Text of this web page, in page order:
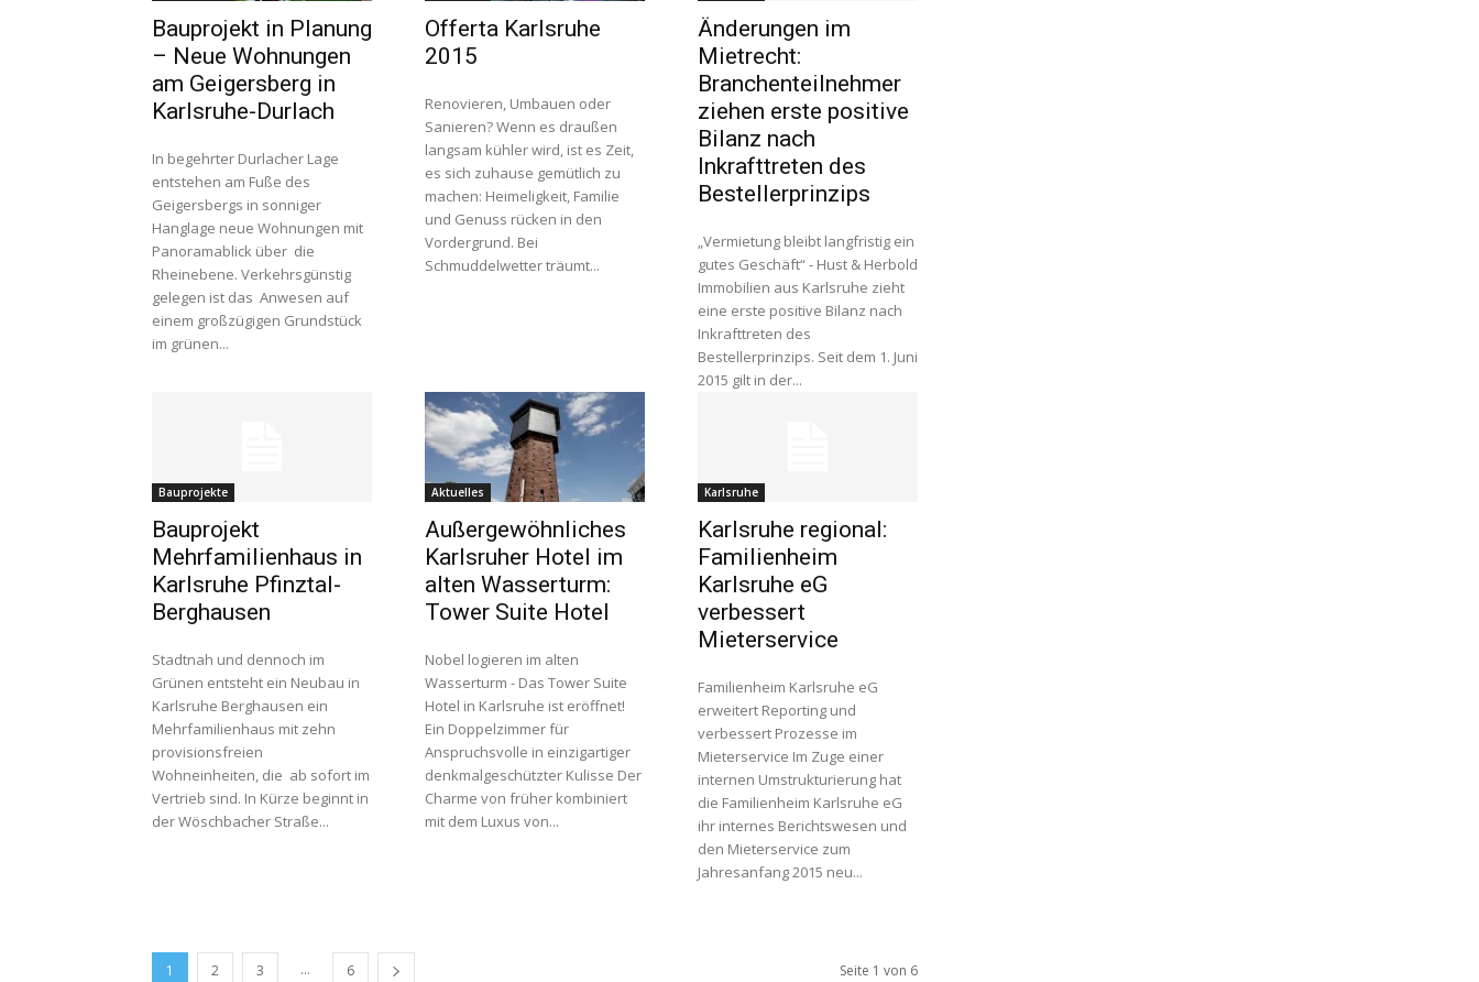
Bauprojekt in Planung
– Neue Wohnungen
am Geigersberg in
Karlsruhe-Durlach
In begehrter Durlacher Lage
entstehen am Fuße des
Geigersbergs in sonniger
Hanglage neue Wohnungen mit
Panoramablick über die
Rheinebene. Verkehrsgünstig
gelegen ist das Anwesen auf
einem großzügigen Grundstück
im grünen...
Offerta Karlsruhe
2015
Renovieren, Umbauen oder
Sanieren? Wenn es draußen
langsam kühler wird, ist es Zeit,
es sich zuhause gemütlich zu
machen: Heimeligkeit, Familie
und Genuss rücken in den
Vordergrund. Bei
Schmuddelwetter träumt...
Änderungen im
Mietrecht:
Branchenteilnehmer
ziehen erste positive
Bilanz nach
Inkrafttreten des
Bestellerprinzips
„Vermietung bleibt langfristig ein
gutes Geschäft“ - Hust & Herbold
Immobilien aus Karlsruhe zieht
eine erste positive Bilanz nach
Inkrafttreten des
Bestellerprinzips. Seit dem 1. Juni
2015 gilt in der...
Bauprojekte
Bauprojekt
Mehrfamilienhaus in
Karlsruhe Pfinztal-
Berghausen
Stadtnah und dennoch im
Grünen entsteht ein Neubau in
Karlsruhe Berghausen ein
Mehrfamilienhaus mit zehn
provisionsfreien
Wohneinheiten, die ab sofort im
Vertrieb sind. In Kürze beginnt in
der Wöschbacher Straße...
Aktuelles
Außergewöhnliches
Karlsruher Hotel im
alten Wasserturm:
Tower Suite Hotel
Nobel logieren im alten
Wasserturm - Das Tower Suite
Hotel in Karlsruhe ist eröffnet!
Ein Doppelzimmer für
Anspruchsvolle in einzigartiger
denkmalgeschützter Kulisse Der
Charme von früher kombiniert
mit dem Luxus von...
Karlsruhe
Karlsruhe regional:
Familienheim
Karlsruhe eG
verbessert
Mieterservice
Familienheim Karlsruhe eG
erweitert Reporting und
verbessert Prozesse im
Mieterservice Im Zuge einer
internen Umstrukturierung hat
die Familienheim Karlsruhe eG
ihr internes Berichtswesen und
den Mieterservice zum
Jahresanfang 2015 neu...
1 2 3 ... 6 Seite 1 von 6